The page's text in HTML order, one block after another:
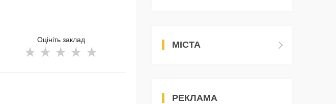
Оцініть заклад МІСТА
РЕКЛАМА